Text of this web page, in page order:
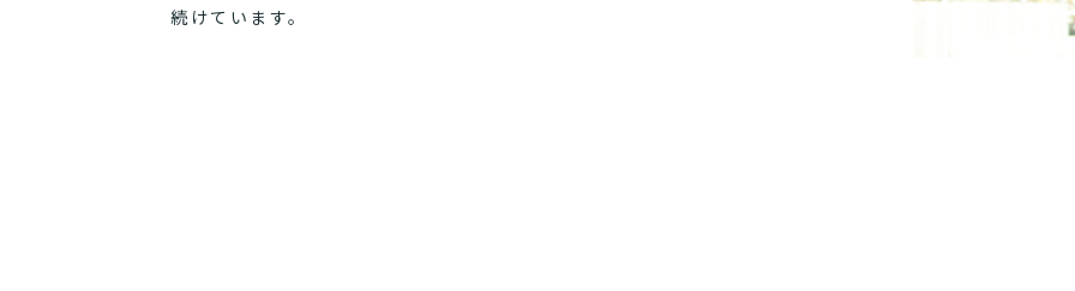
続けています。